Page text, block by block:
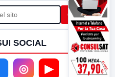
Cerca
SOCIAL
◎ ▶